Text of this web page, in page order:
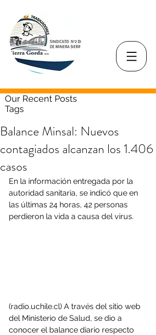
Our Recent Posts
Tags
Balance Minsal: Nuevos
contagiados alcanzan los 1.406
casos
En la información entregada por la
autoridad sanitaria, se indicó que en
las últimas 24 horas, 42 personas
perdieron la vida a causa del virus.
(radio.uchile.cl) A través del sitio web
del Ministerio de Salud, se dio a
conocer el balance diario respecto